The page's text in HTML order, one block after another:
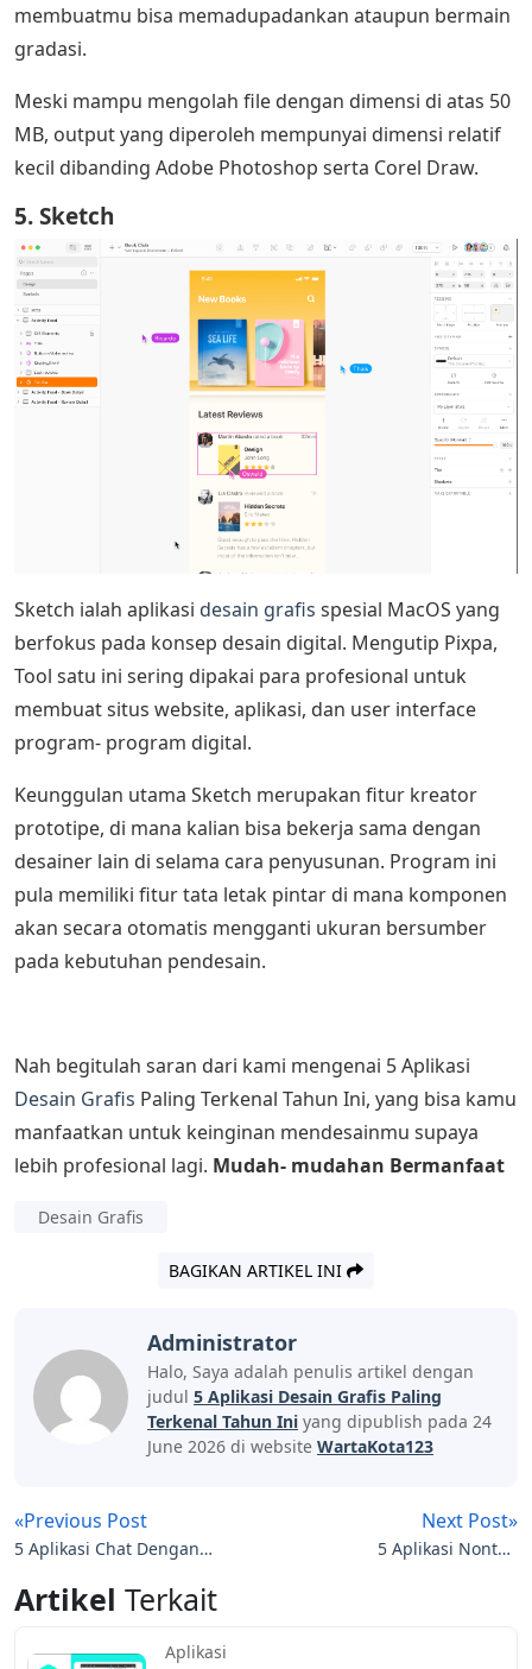
membuatmu bisa memadupadankan ataupun bermain
gradasi.
Meski mampu mengolah file dengan dimensi di atas 50
MB, output yang diperoleh mempunyai dimensi relatif
kecil dibanding Adobe Photoshop serta Corel Draw.
5. Sketch
Sketch ialah aplikasi desain grafis spesial MacOS yang
berfokus pada konsep desain digital. Mengutip Pixpa,
Tool satu ini sering dipakai para profesional untuk
membuat situs website, aplikasi, dan user interface
program- program digital.
Keunggulan utama Sketch merupakan fitur kreator
prototipe, di mana kalian bisa bekerja sama dengan
desainer lain di selama cara penyusunan. Program ini
pula memiliki fitur tata letak pintar di mana komponen
akan secara otomatis mengganti ukuran bersumber
pada kebutuhan pendesain.
Nah begitulah saran dari kami mengenai 5 Aplikasi
Desain Grafis Paling Terkenal Tahun Ini, yang bisa kamu
manfaatkan untuk keinginan mendesainmu supaya
lebih profesional lagi. Mudah- mudahan Bermanfaat
Desain Grafis
BAGIKAN ARTIKEL INI
Administrator
Halo, Saya adalah penulis artikel dengan
judul 5 Aplikasi Desain Grafis Paling
Terkenal Tahun Ini yang dipublish pada 24
June 2026 di website WartaKota123
«Previous Post
5 Aplikasi Chat Dengan
Bahasa Inggris
Next Post»
5 Aplikasi Nonton
Artikel Terkait
Aplikasi